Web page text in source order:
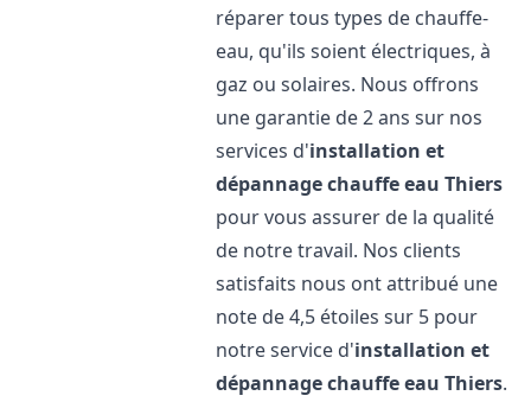
réparer tous types de chauffe-
eau, qu'ils soient électriques, à
gaz ou solaires. Nous offrons
une garantie de 2 ans sur nos
services d'installation et
dépannage chauffe eau Thiers
pour vous assurer de la qualité
de notre travail. Nos clients
satisfaits nous ont attribué une
note de 4,5 étoiles sur 5 pour
notre service d'installation et
dépannage chauffe eau Thiers.